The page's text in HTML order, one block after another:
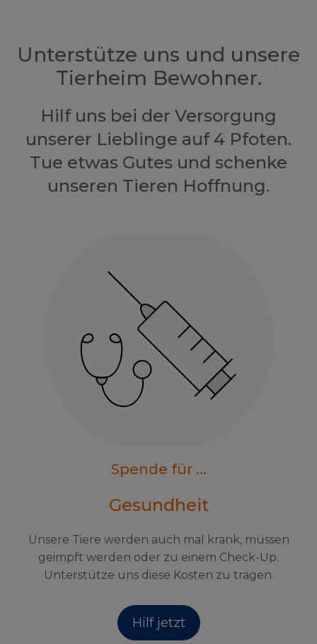
Unterstütze uns und unsere
Tierheim Bewohner.
Hilf uns bei der Versorgung
unserer Lieblinge auf 4 Pfoten.
Tue etwas Gutes und schenke
unseren Tieren Hoffnung.
Spende für ...
Gesundheit
Unsere Tiere werden auch mal krank, müssen
geimpft werden oder zu einem Check-Up.
Unterstütze uns diese Kosten zu tragen.
Hilf jetzt